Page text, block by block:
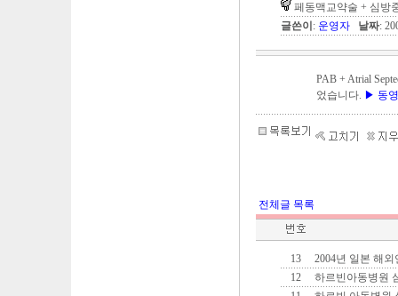
페동맥교약술 + 심방
글쓴이 : 운영자 날짜:
PAB + Atrial
었습니다. ▶ 동
전체글 목록
13
2004년 일본 해외
12
하르빈아동병원